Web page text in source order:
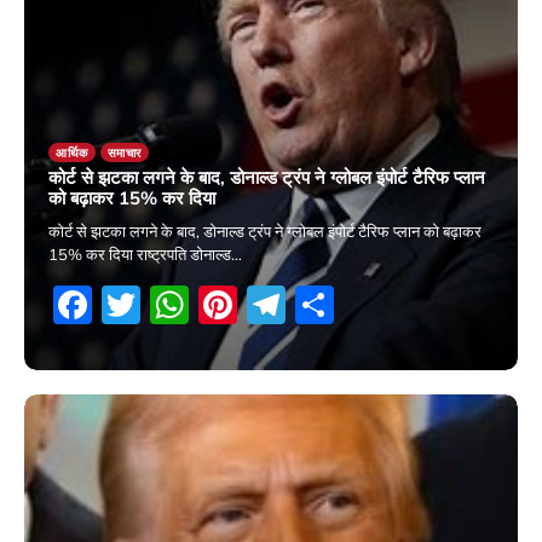
आर्थिक समाचार
कोर्ट से झटका लगने के बाद, डोनाल्ड ट्रंप ने ग्लोबल इंपोर्ट टैरिफ प्लान
को बढ़ाकर 15% कर दिया
कोर्ट से झटका लगने के बाद, डोनाल्ड ट्रंप ने ग्लोबल इंपोर्ट टैरिफ प्लान को बढ़ाकर
15% कर दिया राष्ट्रपति डोनाल्ड…
Facebook
Twitter
WhatsApp
Pinterest
Telegram
Share
22 February 2026